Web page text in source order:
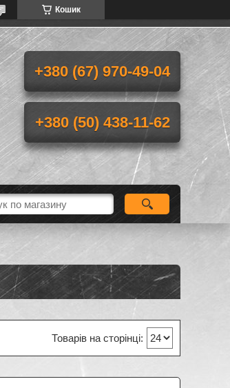
Кошик
+380 (67) 970-49-04
+380 (50) 438-11-62